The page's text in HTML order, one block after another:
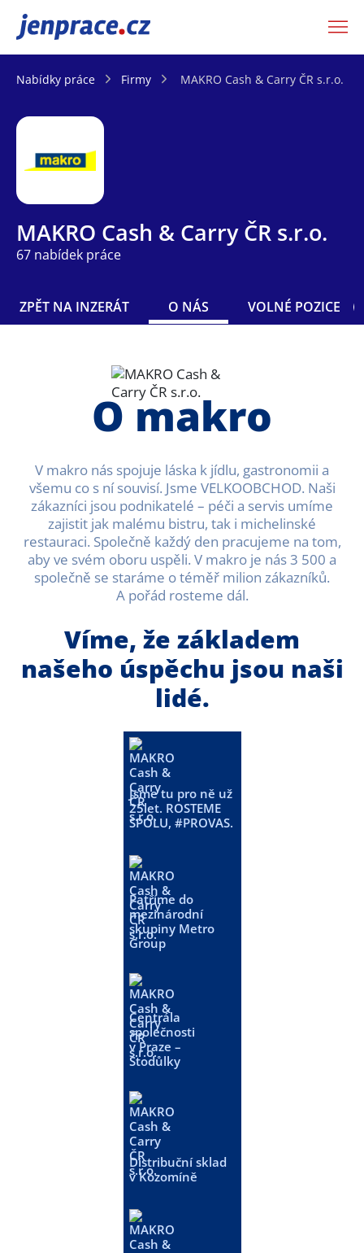
JenPráce.cz
Nabídky práce Firmy MAKRO Cash & Carry ČR s.r.o.
MAKRO Cash & Carry ČR s.r.o.
67 nabídek práce
ZPĚT NA INZERÁT O NÁS VOLNÉ POZICE
O makro
V makro nás spojuje láska k jídlu, gastronomii a
všemu co s ní souvisí. Jsme VELKOOBCHOD. Naši
zákazníci jsou podnikatelé – péči a servis umíme
zajistit jak malému bistru, tak i michelinské
restauraci. Společně každý den pracujeme na tom,
aby ve svém oboru uspěli. V makro je nás 3 500 a
společně se staráme o téměř milion zákazníků.
A pořád rosteme dál.
Víme, že základem
našeho úspěchu jsou naši
lidé.
Jsme tu pro ně už
25let. ROSTEME
SPOLU, #PROVAS.
Patříme do
mezinárodní
skupiny Metro
Group
Centrála
společnosti
v Praze –
Stodůlky
Distribuční sklad
v Kozomíně